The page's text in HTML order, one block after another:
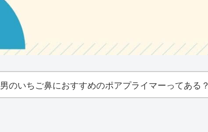
男のいちご鼻におすすめのポアプライマーってある？